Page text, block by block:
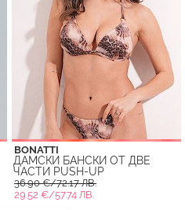
BONATTI
ДАМСКИ БАНСКИ ОТ ДВЕ
ЧАСТИ PUSH-UP
36.90 €/72.17 ЛВ.
29.52 €/57.74 ЛВ.